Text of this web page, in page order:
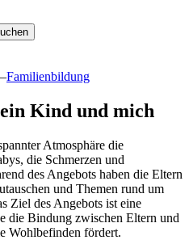
–Familienbildung
Kind und mich
Atmosphäre die
die Schmerzen und
des Angebots haben die Eltern
und Themen rund um
Ziel des Angebots ist eine
die Bindung zwischen Eltern und
Wohlbefinden fördert.